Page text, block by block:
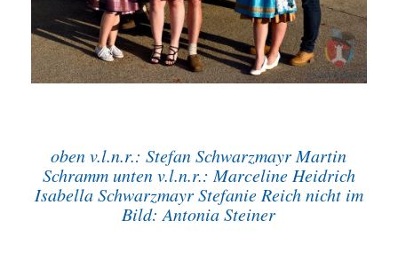
oben v.l.n.r.: Stefan Schwarzmayr Martin
Schramm unten v.l.n.r.: Marceline Heidrich
Isabella Schwarzmayr Stefanie Reich nicht im
Bild: Antonia Steiner